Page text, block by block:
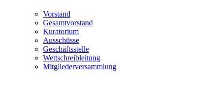
Vorstand
Gesamtvorstand
Kuratorium
Ausschüsse
Geschäftsstelle
Wettschreibleitung
Mitgliederversammlung